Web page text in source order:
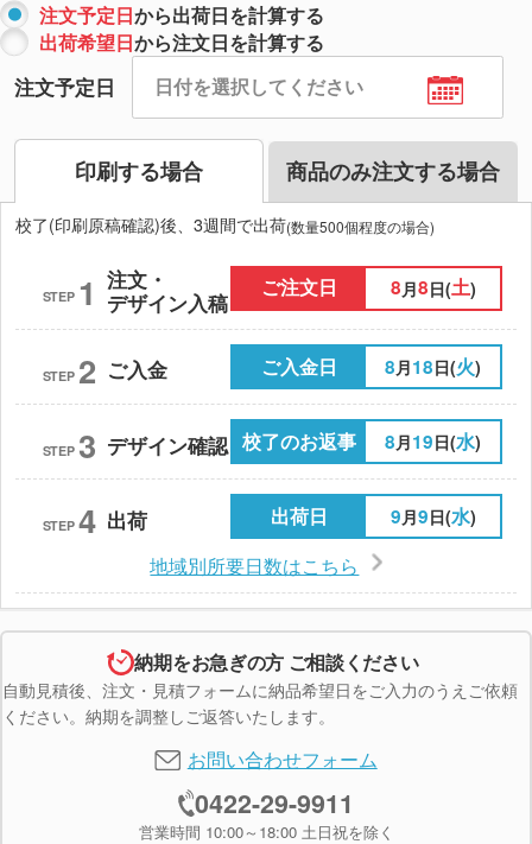
注文予定日から出荷日を計算する
出荷希望日から注文日を計算する
注文予定日
印刷する場合 商品のみ注文する場合
校了(印刷原稿確認)後、3週間で出荷(数量500個程度の場合)
STEP 1 注文・
デザイン入稿
ご注文日 8 月8日(土)
STEP 2 ご入金 ご入金日 8月18日(火)
STEP 3 デザイン確認 校了のお返事 8月19日(水)
STEP 4 出荷 出荷日 9月9日(水)
地域別所要日数はこちら
納期をお急ぎの方 ご相談ください
自動見積後、注文・見積フォームに納品希望日をご入力のうえご依頼
ください。納期を調整しご返答いたします。
お問い合わせフォーム
0422-29-9911
営業時間 10:00～18:00 土日祝を除く